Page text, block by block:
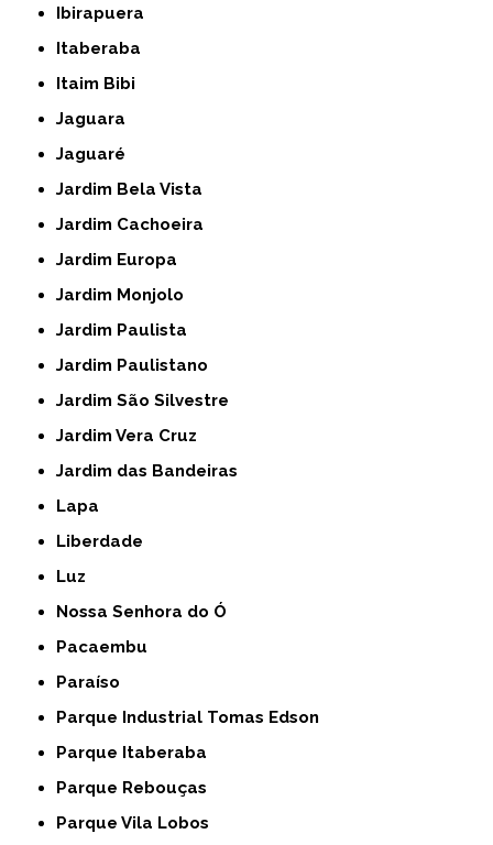
Ibirapuera
Itaberaba
Itaim Bibi
Jaguara
Jaguaré
Jardim Bela Vista
Jardim Cachoeira
Jardim Europa
Jardim Monjolo
Jardim Paulista
Jardim Paulistano
Jardim São Silvestre
Jardim Vera Cruz
Jardim das Bandeiras
Lapa
Liberdade
Luz
Nossa Senhora do Ó
Pacaembu
Paraíso
Parque Industrial Tomas Edson
Parque Itaberaba
Parque Rebouças
Parque Vila Lobos